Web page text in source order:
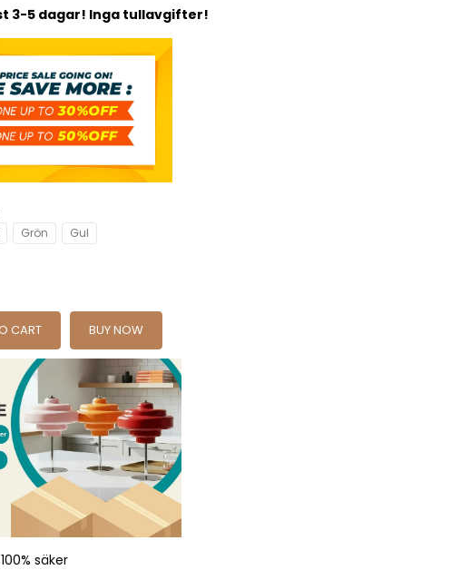
3-5 dagar! Inga tullavgifter!
Grön Gul
CART BUY NOW
säker